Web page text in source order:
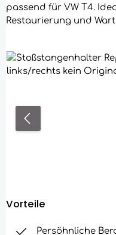
passend für VW T4.
Restaurierung und
Bildergalerie
Vorteile
Persöhnliche